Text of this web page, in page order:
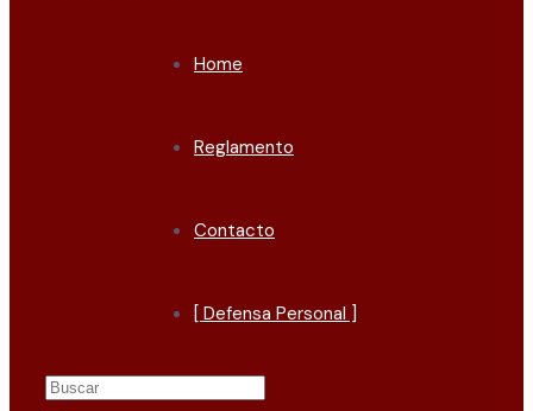
Home
Reglamento
Contacto
[ Defensa Personal ]